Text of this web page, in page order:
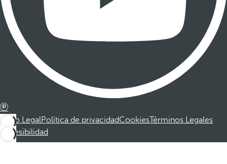
Aviso LegalPolítica de privacidadCookiesTérminos Legales
Accesibilidad